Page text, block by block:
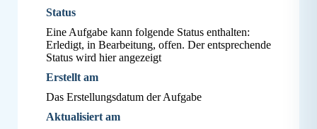
Status
Eine Aufgabe kann folgende Status enthalten:
Erledigt, in Bearbeitung, offen. Der entsprechende
Status wird hier angezeigt
Erstellt am
Das Erstellungsdatum der Aufgabe
Aktualisiert am